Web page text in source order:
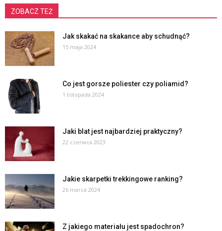
ZOBACZ TEŻ
Jak skakać na skakance aby schudnąć?
15 maja 2024
Co jest gorsze poliester czy poliamid?
1 listopada 2024
Jaki blat jest najbardziej praktyczny?
22 czerwca 2023
Jakie skarpetki trekkingowe ranking?
26 marca 2024
Z jakiego materiału jest spadochron?